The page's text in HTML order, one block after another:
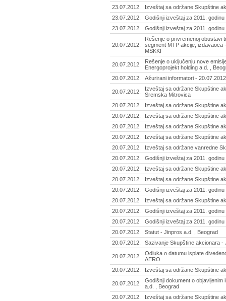
23.07.2012.
Izveštaj sa održane Skupštine
23.07.2012.
Godišnji izveštaj za 2011.
23.07.2012.
Godišnji izveštaj za 2011.
20.07.2012.
Rešenje o privremenoj obustavi
segment MTP akcije, izdavaoca
MSKKI
20.07.2012.
Rešenje o uključenju nove
Energoprojekt holding a.d. ,
20.07.2012.
Ažurirani informatori - 20.07.2012
20.07.2012.
Izveštaj sa održane Skupštine
Sremska Mitrovica
20.07.2012.
Izveštaj sa održane Skupštine
20.07.2012.
Izveštaj sa održane Skupštine
20.07.2012.
Izveštaj sa održane Skupštine
20.07.2012.
Izveštaj sa održane Skupštine
20.07.2012.
Izveštaj sa održane vanredne
20.07.2012.
Godišnji izveštaj za 2011.
20.07.2012.
Izveštaj sa održane Skupštine
20.07.2012.
Izveštaj sa održane Skupštine
20.07.2012.
Godišnji izveštaj za 2011.
20.07.2012.
Izveštaj sa održane Skupštine
20.07.2012.
Godišnji izveštaj za 2011.
20.07.2012.
Godišnji izveštaj za 2011.
20.07.2012.
Statut - Jinpros a.d. , Beograd
20.07.2012.
Sazivanje Skupštine akcionara -
20.07.2012.
Odluka o datumu isplate
AERO
20.07.2012.
Izveštaj sa održane Skupštine
20.07.2012.
Godišnji dokument o objavljenim
a.d. , Beograd
20.07.2012.
Izveštaj sa održane Skupštine